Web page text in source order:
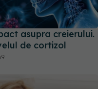
asupra creierului.
de cortizol